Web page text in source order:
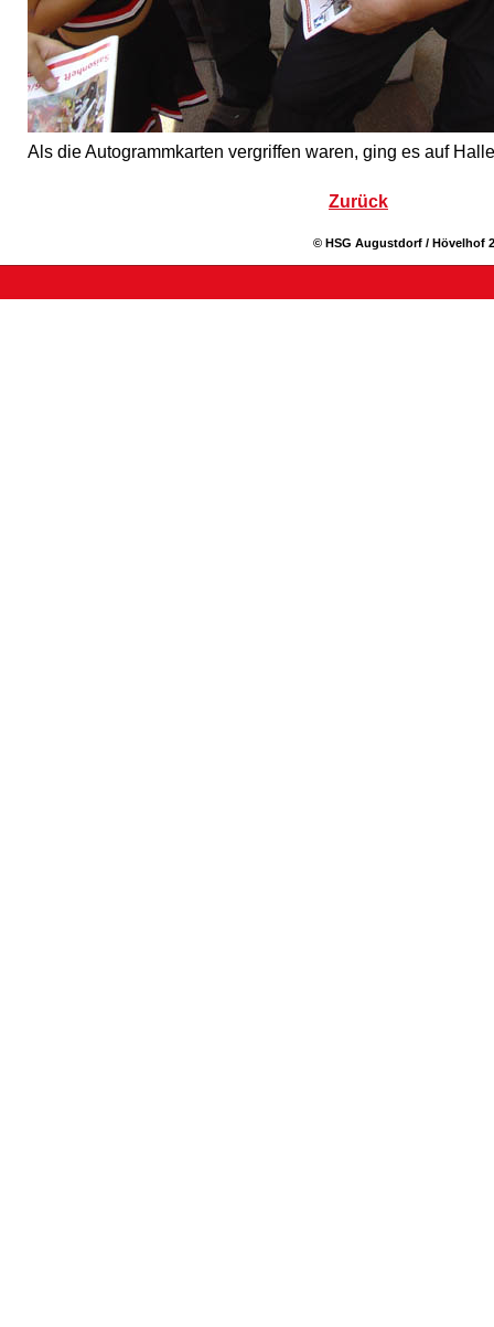
Als die Autogrammkarten vergriffen waren, ging es auf
Zurück
© HSG Augustdorf / Hövelhof